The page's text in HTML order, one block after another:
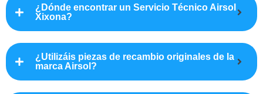
¿Dónde encontrar un Servicio Técnico Airsol
Xixona?
¿Utilizáis piezas de recambio originales de la
marca Airsol?